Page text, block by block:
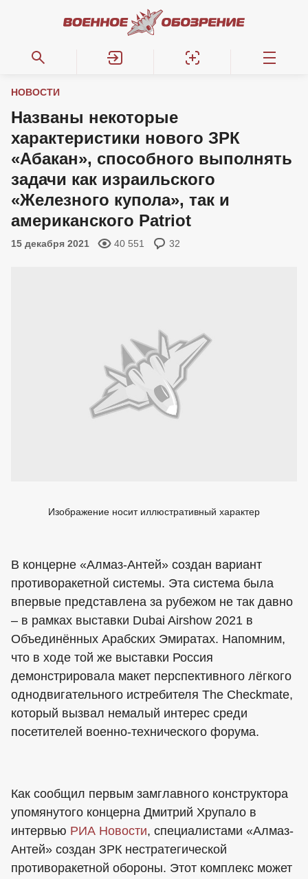
НОВОСТИ
Названы некоторые
характеристики нового ЗРК
«Абакан», способного выполнять
задачи как израильского
«Железного купола», так и
американского Patriot
15 декабря 2021 40 551 32
Изображение носит иллюстративный характер
В концерне «Алмаз-Антей» создан вариант
противоракетной системы. Эта система была
впервые представлена за рубежом не так давно
– в рамках выставки Dubai Airshow 2021 в
Объединённых Арабских Эмиратах. Напомним,
что в ходе той же выставки Россия
демонстрировала макет перспективного лёгкого
однодвигательного истребителя The Checkmate,
который вызвал немалый интерес среди
посетителей военно-технического форума.
Как сообщил первым замглавного конструктора
упомянутого концерна Дмитрий Хрупало в
интервью РИА Новости, специалистами «Алмаз-
Антей» создан ЗРК нестратегической
противоракетной обороны. Этот комплекс может